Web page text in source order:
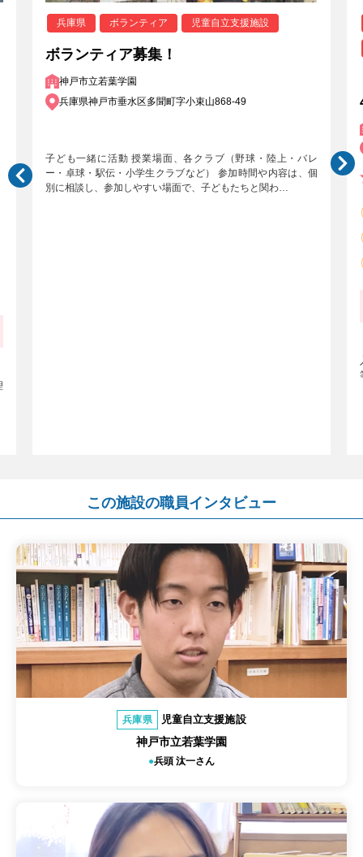
兵庫県 ボランティア 児童自立支援施設
ボランティア募集！
神戸市立若葉学園
兵庫県神戸市垂水区多聞町字小束山868-49
子ども一緒に活動 授業場面、各クラブ（野球・陸上・バレ
ー・卓球・駅伝・小学生クラブなど） 参加時間や内容は、個
別に相談し、参加しやすい場面で、子どもたちと関わ…
この施設の職員インタビュー
兵庫県 児童自立支援施設
神戸市立若葉学園
兵頭 汰一さん